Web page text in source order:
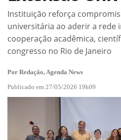
Instituição reforça
universitária ao aderir a rede
cooperação acadêmica,
congresso no Rio de Janeiro
Por Redação, Agenda News
Publicado em 27/05/2026 19h09